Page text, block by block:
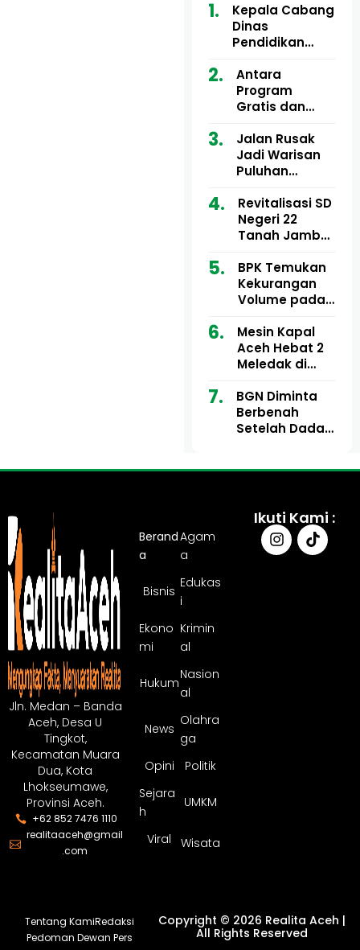
Kepala Cabang
Dinas
Pendidikan
Utara Buka
Pelatihan Deep
Learning serta
Artifisial bagi
Guru
Matematika
Antara
Program
Gratis dan
Motor Imum
Gampong, Uji
Nyali APH
Bermain di
Balik Rp250
Ribu
Jalan Rusak
Jadi Warisan
Puluhan
dan Tgk
Muharuddin
Kini Didesak
Revitalisasi SD
Negeri 22
Tanah Jambo
Miliar Tuai
Sorotan, Publik
Pertanyakan
Anggaran
BPK Temukan
Kekurangan
Volume pada
Aceh Utara
Tahun 2024,
Pengembalian
Sepenuhnya
Tuntas
Mesin Kapal
Aceh Hebat 2
Meledak di
Ulee Lheue, 14
Orang Derita
Luka Bakar
BGN Diminta
Berbenah
Setelah Dadan
Jln. Medan – Banda
Aceh, Desa U
Tingkot,
Kecamatan Muara
Dua, Kota
Lhokseumawe,
Provinsi Aceh.
+62 852 7476 1110
realitaaceh@gmail
.com
Berand
a
Agam
a
Bisnis
Edukas
i
Ekono
mi
Krimin
al
Hukum
Nasion
al
News
Olahra
ga
Opini
Politik
Sejara
h
UMKM
Viral Wisata
Ikuti Kami :
Tentang KamiRedaksi
Pedoman Dewan Pers
Copyright © 2026 Realita Aceh |
All Rights Reserved